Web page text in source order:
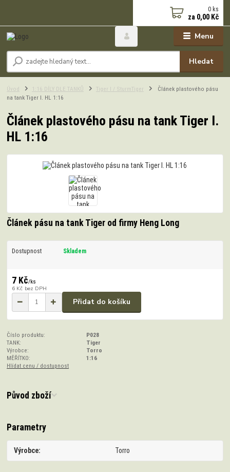
Menu
Hledat
0 ks
za 0,00 Kč
Úvod 1:16 DÍLY DLE TANKŮ Tiger I / SturmTiger
Článek plastového pásu
na tank Tiger I. HL 1:16
Článek plastového pásu na tank Tiger I.
HL 1:16
Článek pásu na tank Tiger od firmy Heng Long
Dostupnost Skladem
7 Kč/ks
6 Kč bez DPH
Přidat do košíku
Číslo produktu:
P028
TANK:
Tiger
Výrobce:
Torro
MĚŘÍTKO:
1:16
Hlídat cenu / dostupnost
Původ zboží
Parametry
Výrobce Torro